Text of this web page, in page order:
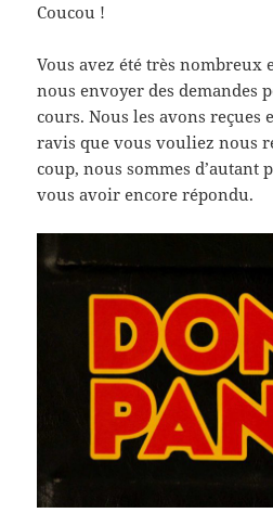
Coucou !
Vous avez été très nombreux
nous envoyer des demandes
cours. Nous les avons reçues
ravis que vous vouliez nous
coup, nous sommes d’autant
vous avoir encore répondu.